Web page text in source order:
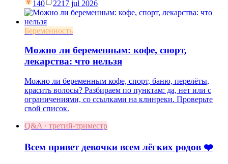
140 2217 jul 2026
Беременность
Можно ли беременным: кофе, спорт,
лекарства: что нельзя
Можно ли беременным кофе, спорт, баню, перелёты,
красить волосы? Разбираем по пунктам: да, нет или с
ограничениями, со ссылками на клинреки. Проверьте
свой список.
Q&A · третий-триместр
Всем привет девочки всем лёгких родов ❤️